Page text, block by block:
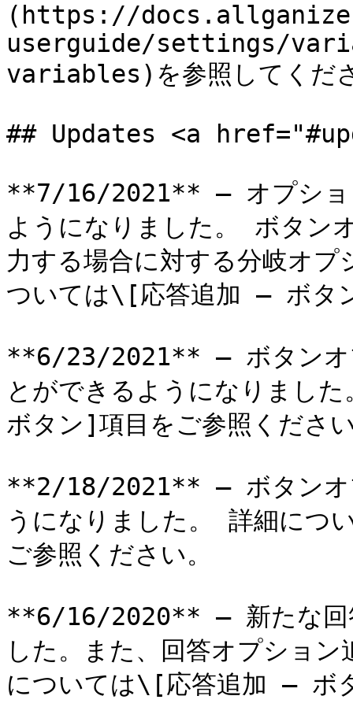
(https://
userguide/settings/
variables)を参照してくだ
## Updates <a
**7/16/2021** – オプショ
ようになりました。 ボタン
力する場合に対する分岐オ
ついては\[応答追加 – ボタ
**6/23/2021** – ボタンオ
とができるようになりまし
ボタン]項目をご参照くださ
**2/18/2021** – ボタンオ
うになりました。 詳細に
ご参照ください。
**6/16/2020** – 新たな回
した。また、回答オプショ